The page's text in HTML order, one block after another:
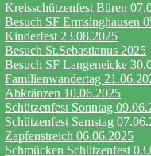
Kreisschützenfest Büren
Besuch SF Ermsinghausen
Kinderfest 23.08.2025
Besuch St.Sebastianus 2025
Besuch SF Langeneicke
Familienwandertag
Abkränzen 10.06.2025
Schützenfest Sonntag
Schützenfest Samstag
Zapfenstreich 06.06.2025
Schmücken Schützenfest